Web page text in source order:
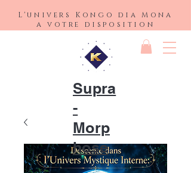
L'univers Kongo dia Mona
a votre disposition
Supra
-
Morp
hose